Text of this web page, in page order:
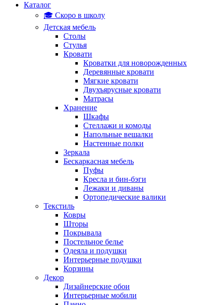
Каталог
🎓 Скоро в школу
Детская мебель
Столы
Стулья
Кровати
Кроватки для новорожденных
Деревянные кровати
Мягкие кровати
Двухъярусные кровати
Матрасы
Хранение
Шкафы
Стеллажи и комоды
Напольные вешалки
Настенные полки
Зеркала
Бескаркасная мебель
Пуфы
Кресла и бин-бэги
Лежаки и диваны
Ортопедические валики
Текстиль
Ковры
Шторы
Покрывала
Постельное белье
Одеяла и подушки
Интерьерные подушки
Корзины
Декор
Дизайнерские обои
Интерьерные мобили